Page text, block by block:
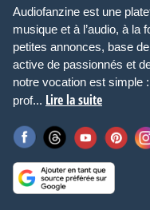
Audiofanzine est une
musique et à l’audio, à la
petites annonces, base
active de passionnés et
notre vocation est simple
prof... Lire la suite